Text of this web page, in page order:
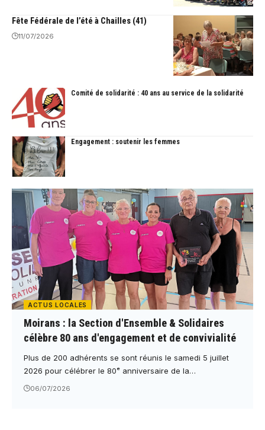
Fête Fédérale de l’été à Chailles (41)
11/07/2026
Comité de solidarité : 40 ans au service de la solidarité
Engagement : soutenir les femmes
ACTUS LOCALES
Moirans : la Section d'Ensemble & Solidaires
célèbre 80 ans d'engagement et de convivialité
Plus de 200 adhérents se sont réunis le samedi 5 juillet
2026 pour célébrer le 80ᵉ anniversaire de la…
06/07/2026